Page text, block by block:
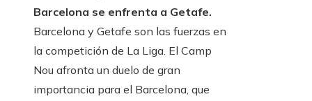
Barcelona se enfrenta a Getafe.
Barcelona y Getafe son las fuerzas en
la competición de La Liga. El Camp
Nou afronta un duelo de gran
importancia para el Barcelona, ​​que